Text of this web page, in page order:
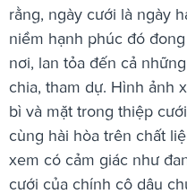
rằng, ngày cưới là ngày
niềm hạnh phúc đó
nơi, lan tỏa đến cả
chia, tham dự. Hình ảnh
bì và mặt trong thiệp
cùng hài hòa trên chất
xem có cảm giác như
cưới của chính cô dâu